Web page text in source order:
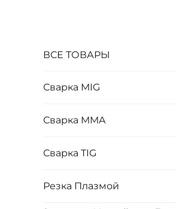
ВСЕ ТОВАРЫ
Сварка MIG
Сварка MMA
Сварка TIG
Резка Плазмой